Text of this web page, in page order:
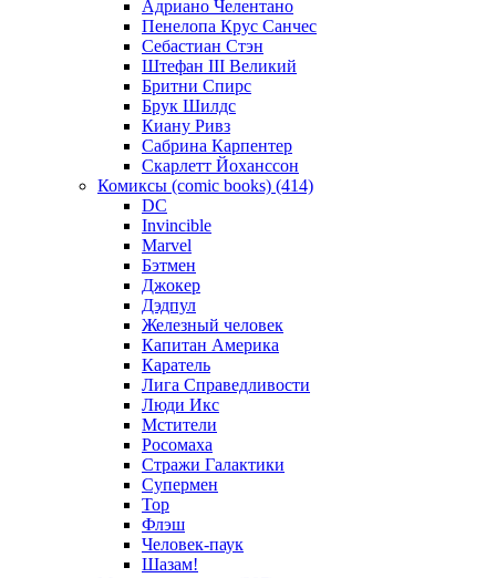
Адриано Челентано
Пенелопа Крус Санчес
Себастиан Стэн
Штефан III Великий
Бритни Спирс
Брук Шилдс
Киану Ривз
Сабрина Карпентер
Скарлетт Йоханссон
Комиксы (comic books) (414)
DC
Invincible
Marvel
Бэтмен
Джокер
Дэдпул
Железный человек
Капитан Америка
Каратель
Лига Справедливости
Люди Икс
Мстители
Росомаха
Стражи Галактики
Супермен
Тор
Флэш
Человек-паук
Шазам!